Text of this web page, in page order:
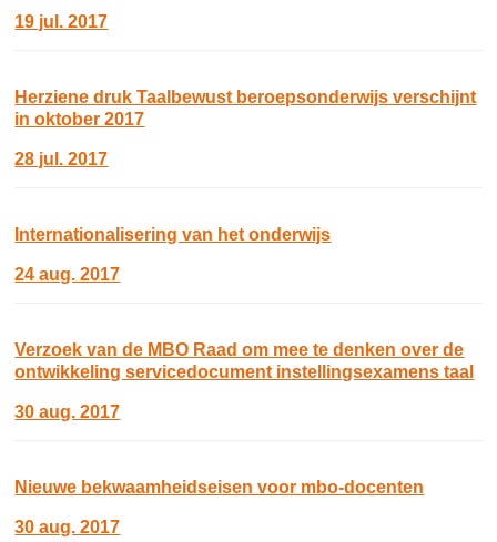
19 jul. 2017
Herziene druk Taalbewust beroepsonderwijs verschijnt
in oktober 2017
28 jul. 2017
Internationalisering van het onderwijs
24 aug. 2017
Verzoek van de MBO Raad om mee te denken over de
ontwikkeling servicedocument instellingsexamens taal
30 aug. 2017
Nieuwe bekwaamheidseisen voor mbo-docenten
30 aug. 2017